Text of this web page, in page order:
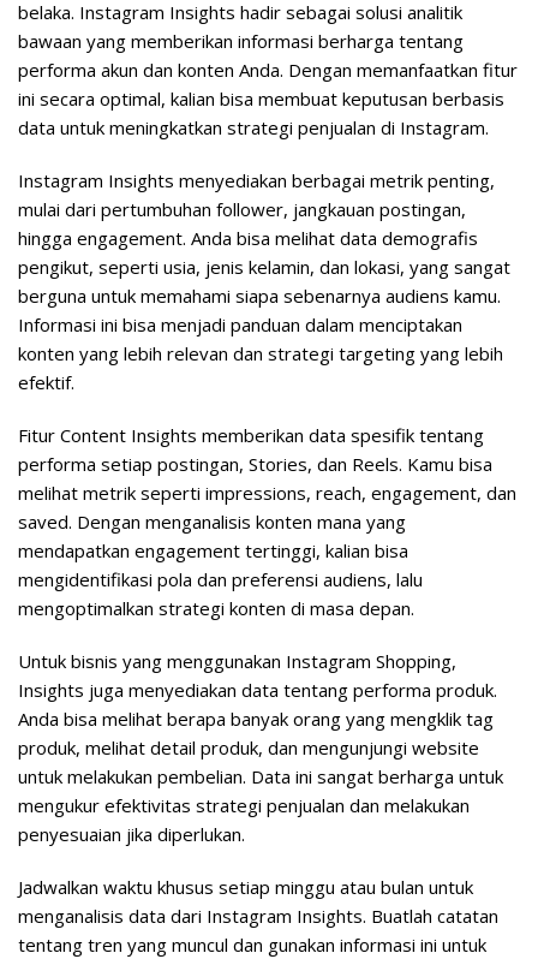
belaka. Instagram Insights hadir sebagai solusi analitik
bawaan yang memberikan informasi berharga tentang
performa akun dan konten Anda. Dengan memanfaatkan fitur
ini secara optimal, kalian bisa membuat keputusan berbasis
data untuk meningkatkan strategi penjualan di Instagram.
Instagram Insights menyediakan berbagai metrik penting,
mulai dari pertumbuhan follower, jangkauan postingan,
hingga engagement. Anda bisa melihat data demografis
pengikut, seperti usia, jenis kelamin, dan lokasi, yang sangat
berguna untuk memahami siapa sebenarnya audiens kamu.
Informasi ini bisa menjadi panduan dalam menciptakan
konten yang lebih relevan dan strategi targeting yang lebih
efektif.
Fitur Content Insights memberikan data spesifik tentang
performa setiap postingan, Stories, dan Reels. Kamu bisa
melihat metrik seperti impressions, reach, engagement, dan
saved. Dengan menganalisis konten mana yang
mendapatkan engagement tertinggi, kalian bisa
mengidentifikasi pola dan preferensi audiens, lalu
mengoptimalkan strategi konten di masa depan.
Untuk bisnis yang menggunakan Instagram Shopping,
Insights juga menyediakan data tentang performa produk.
Anda bisa melihat berapa banyak orang yang mengklik tag
produk, melihat detail produk, dan mengunjungi website
untuk melakukan pembelian. Data ini sangat berharga untuk
mengukur efektivitas strategi penjualan dan melakukan
penyesuaian jika diperlukan.
Jadwalkan waktu khusus setiap minggu atau bulan untuk
menganalisis data dari Instagram Insights. Buatlah catatan
tentang tren yang muncul dan gunakan informasi ini untuk